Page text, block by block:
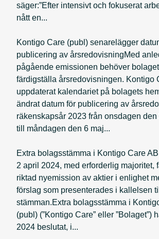
säger:”Efter intensivt och fokuserat
nått en...
Kontigo Care (publ) senarelägger
publicering av årsredovisningMed
pågående emissionen behöver
färdigställa årsredovisningen. Kontigo
uppdaterat kalendariet på bolagets
ändrat datum för publicering av
räkenskapsår 2023 från onsdagen
till måndagen den 6 maj...
Extra bolagsstämma i Kontigo Care
2 april 2024, med erforderlig majoritet,
riktad nyemission av aktier i enlighet
förslag som presenterades i kallelsen till
stämman.Extra bolagsstämma i
(publ) (”Kontigo Care” eller ”Bolaget”)
2024 beslutat, i...